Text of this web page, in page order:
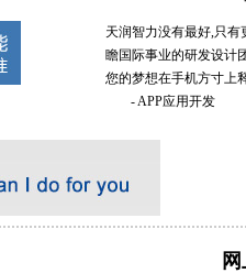
天润智力没有最好,只
瞻国际事业的研发设计
您的梦想在手机方寸上
- APP应用开发